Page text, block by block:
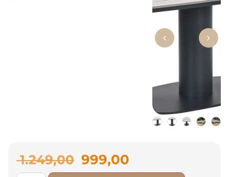
1.249,00 999,00